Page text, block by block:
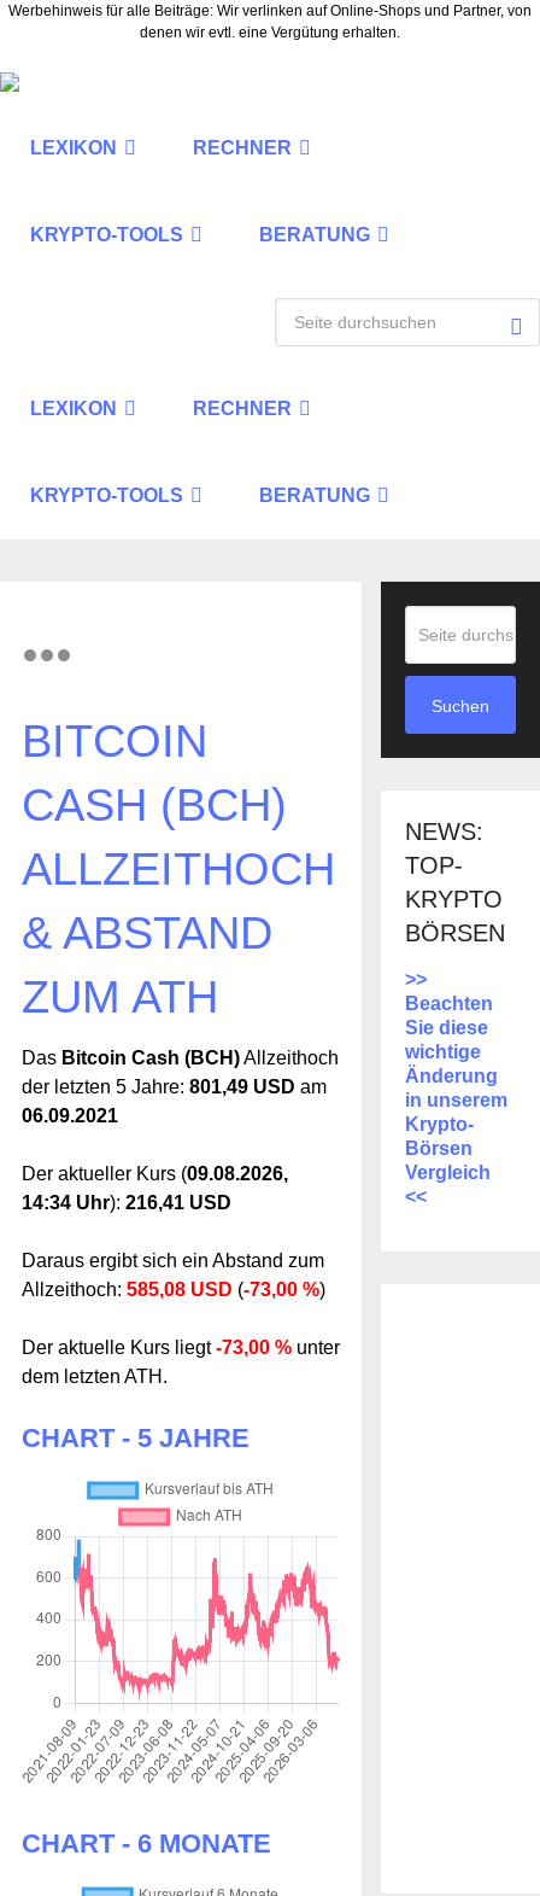
Werbehinweis für alle Beiträge: Wir verlinken auf Online-Shops und Partner, von
denen wir evtl. eine Vergütung erhalten.
LEXIKON RECHNER
KRYPTO-TOOLS BERATUNG
LEXIKON RECHNER
KRYPTO-TOOLS BERATUNG
BITCOIN
CASH (BCH)
ALLZEITHOCH
& ABSTAND
ZUM ATH
Das Bitcoin Cash (BCH)Allzeithoch
der letzten 5 Jahre: 801,49 USD am
06.09.2021
Der aktueller Kurs (09.08.2026,
14:34 Uhr): 216,41 USD
Daraus ergibt sich ein Abstand zum
Allzeithoch: 585,08 USD (-73,00 %)
Der aktuelle Kurs liegt-73,00 %unter
dem letzten ATH.
CHART - 5 JAHRE
CHART - 6 MONATE
Suchen
NEWS:
TOP-
KRYPTO
BÖRSEN
>>
Beachten
Sie diese
wichtige
Änderung
in unserem
Krypto-
Börsen
Vergleich
<<